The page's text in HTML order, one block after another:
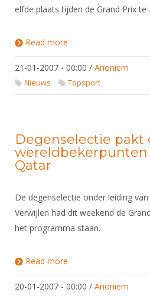
elfde plaats tijden de Grand Prix te
Read more
21-01-2007 - 00:00 / Anoniem
Nieuws Topsport
Degenselectie pakt
wereldbekerpunten
Qatar
De degenselectie onder leiding
Verwijlen had dit weekend de
het programma staan.
Read more
20-01-2007 - 00:00 / Anoniem